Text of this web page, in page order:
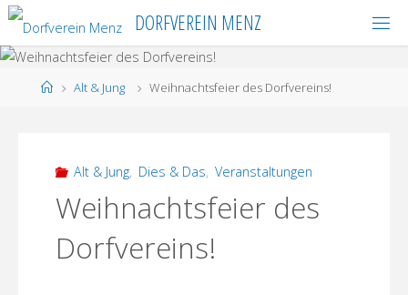
Skip
content
DORFVEREIN MENZ
HomeAlt & Jung Weihnachtsfeier des Dorfvereins!
Alt & Jung, Dies & Das, Veranstaltungen
Weihnachtsfeier des
Dorfvereins!